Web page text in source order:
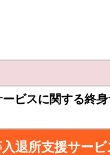
ビスに関する終
退所支援サービ